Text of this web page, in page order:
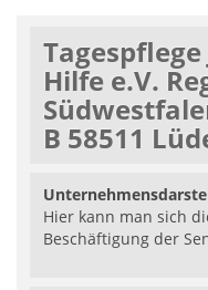
Hilfe e.V.
B 58511
Hier kann man sich
Beschäftigung der